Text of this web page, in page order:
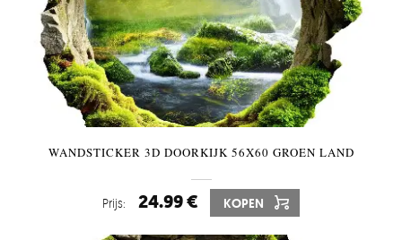
WANDSTICKER 3D DOORKIJK 56X60 GROEN LAND
Prijs: 24.99 € KOPEN